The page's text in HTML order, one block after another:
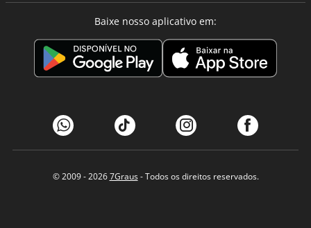
Baixe nosso aplicativo em:
© 2009 - 20267Graus- Todos os direitos reservados.